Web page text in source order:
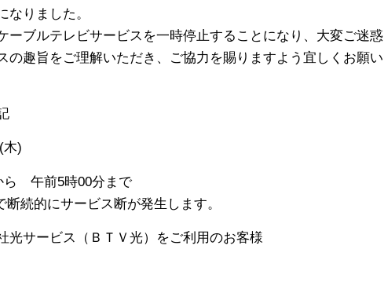
なりました。
ーブルテレビサービスを一時停止することになり、大変ご迷惑
の趣旨をご理解いただき、ご協力を賜りますよう宜しくお願い
)
午前5時00分まで
ービス断が発生します。
サービス（ＢＴＶ光）をご利用のお客様